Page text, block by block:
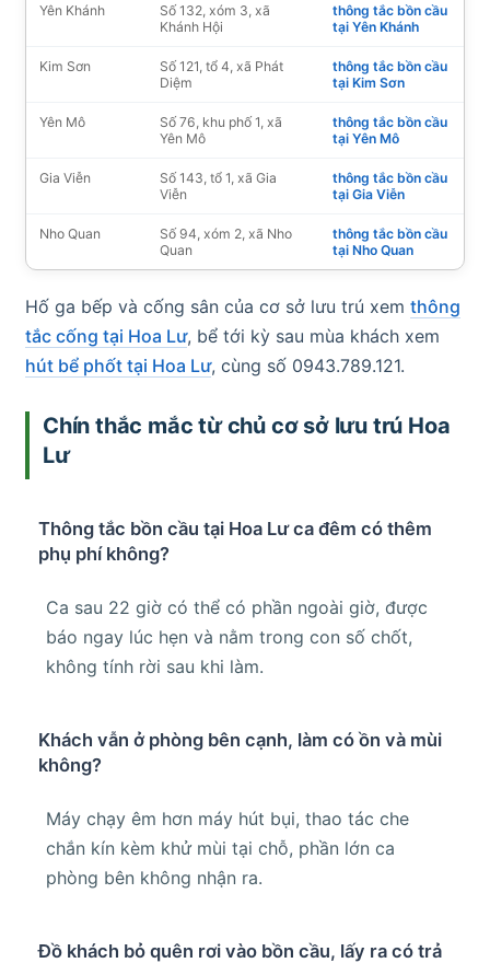
Yên Khánh
Số 132, xóm 3, xã
Khánh Hội
thông tắc bồn cầu
tại Yên Khánh
Kim Sơn
Số 121, tổ 4, xã Phát
Diệm
thông tắc bồn cầu
tại Kim Sơn
Yên Mô
Số 76, khu phố 1, xã
Yên Mô
thông tắc bồn cầu
tại Yên Mô
Gia Viễn
Số 143, tổ 1, xã Gia
Viễn
thông tắc bồn cầu
tại Gia Viễn
Nho Quan
Số 94, xóm 2, xã Nho
Quan
thông tắc bồn cầu
tại Nho Quan
Hố ga bếp và cống sân của cơ sở lưu trú xem thông
tắc cống tại Hoa Lư, bể tới kỳ sau mùa khách xem
hút bể phốt tại Hoa Lư, cùng số 0943.789.121.
Chín thắc mắc từ chủ cơ sở lưu trú Hoa
Lư
Thông tắc bồn cầu tại Hoa Lư ca đêm có thêm
phụ phí không?
Ca sau 22 giờ có thể có phần ngoài giờ, được
báo ngay lúc hẹn và nằm trong con số chốt,
không tính rời sau khi làm.
Khách vẫn ở phòng bên cạnh, làm có ồn và mùi
không?
Máy chạy êm hơn máy hút bụi, thao tác che
chắn kín kèm khử mùi tại chỗ, phần lớn ca
phòng bên không nhận ra.
Đồ khách bỏ quên rơi vào bồn cầu, lấy ra có trả